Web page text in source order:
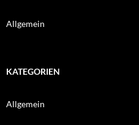
Allgemein
KATEGORIEN
Allgemein